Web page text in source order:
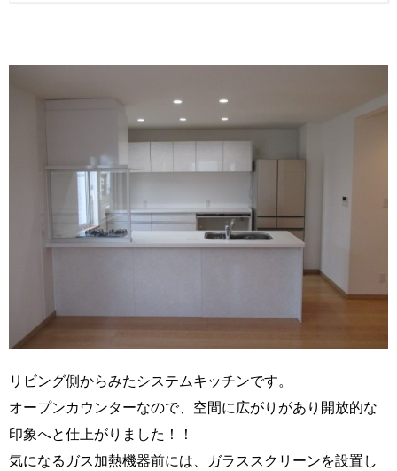
リビング側からみたシステムキッチンです。
オープンカウンターなので、空間に広がりがあり開放的な
印象へと仕上がりました！！
気になるガス加熱機器前には、ガラススクリーンを設置し